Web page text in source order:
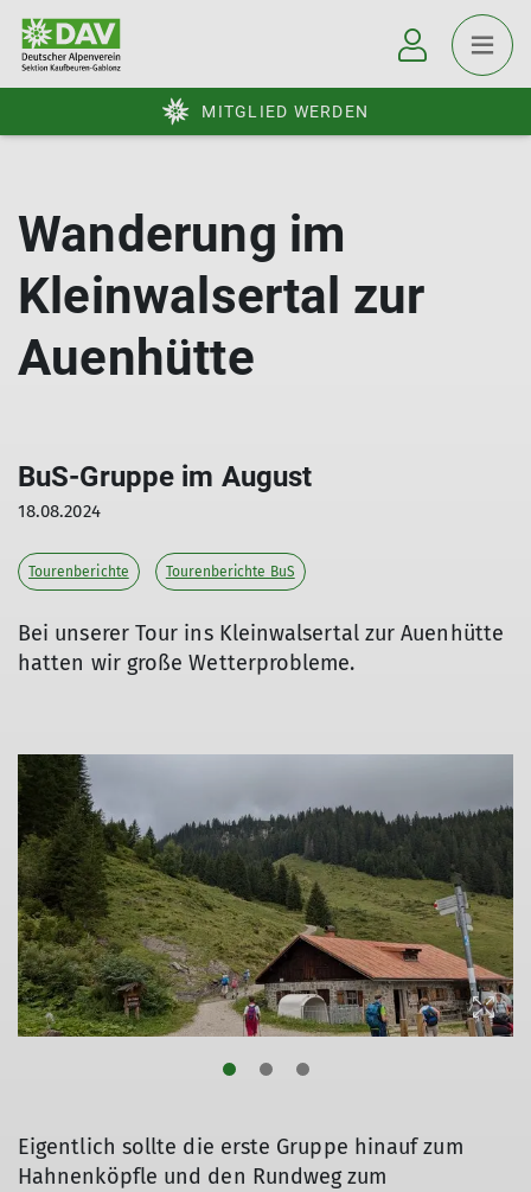
MITGLIED WERDEN
Wanderung im
Kleinwalsertal zur
Auenhütte
BuS-Gruppe im August
18.08.2024
Tourenberichte Tourenberichte BuS
Bei unserer Tour ins Kleinwalsertal zur Auenhütte
hatten wir große Wetterprobleme.
Eigentlich sollte die erste Gruppe hinauf zum
Hahnenköpfle und den Rundweg zum